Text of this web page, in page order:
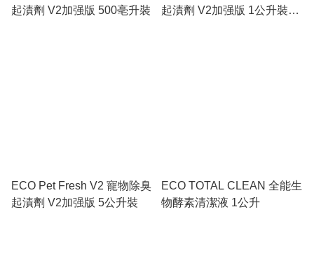
起漬劑 V2加强版 500亳升裝
起漬劑 V2加强版 1公升裝
ECO Pet Fresh V2 寵物除臭
起漬劑 V2加强版 5公升裝
ECO TOTAL CLEAN 全能生
物酵素清潔液 1公升